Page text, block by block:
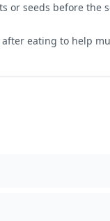
or seeds before
after eating to help